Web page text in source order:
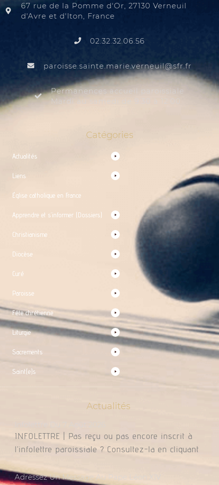
67 rue de la Pomme d'Or, 27130 Verneuil
d'Avre et d'Iton, France
02.32.32.06.56
rf.rfs
@liuenrev.eiram.etnias.essiorap
Permanences accueil paroissiale
Mardi au samedi de 9:30 à 12:00
Catégories
Actualités
Liens
Église catholique en France
Apprendre et s’informer (Dossiers)
Christianisme
Diocèse
Curé
Paroisse
Fête chrétienne
Liturgie
Sacrements
Saint(e)s
Actualités
INFOLETTRE | Pas reçu ou pas encore inscrit à
l’infolettre paroissiale ? Consultez-la en cliquant
Adressez Un Message Au Pape Léon XIV